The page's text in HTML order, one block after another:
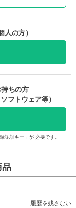
人の方）
ちの方
フトウェア等）
認証キー」が 必要です。
品
履歴を残さない